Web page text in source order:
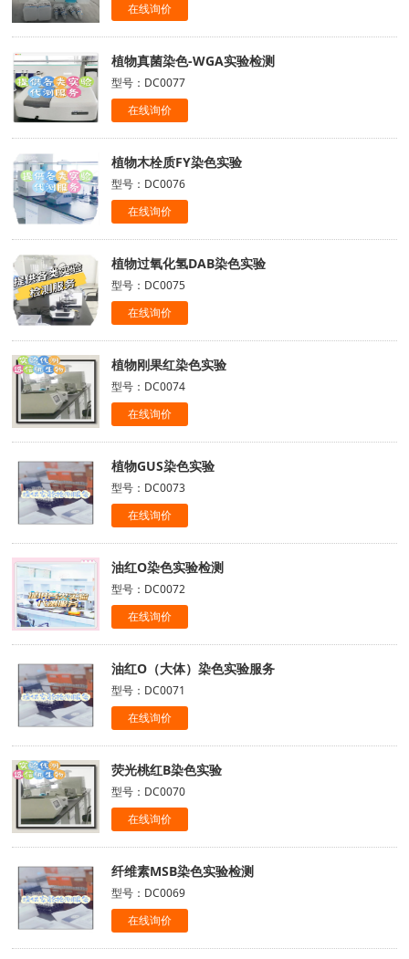
在线询价
植物真菌染色-WGA实验检测
型号：DC0077
在线询价
植物木栓质FY染色实验
型号：DC0076
在线询价
植物过氧化氢DAB染色实验
型号：DC0075
在线询价
植物刚果红染色实验
型号：DC0074
在线询价
植物GUS染色实验
型号：DC0073
在线询价
油红O染色实验检测
型号：DC0072
在线询价
油红O（大体）染色实验服务
型号：DC0071
在线询价
荧光桃红B染色实验
型号：DC0070
在线询价
纤维素MSB染色实验检测
型号：DC0069
在线询价